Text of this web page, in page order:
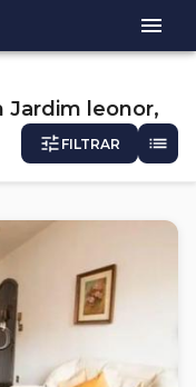
Jardim leonor,
FILTRAR